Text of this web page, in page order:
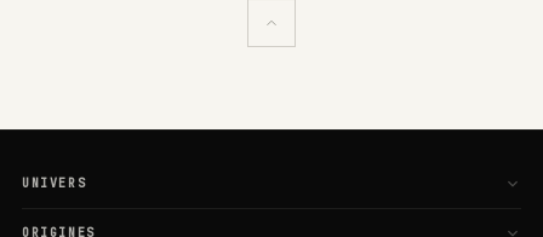
UNIVERS
L'Esprit
ORIGINES